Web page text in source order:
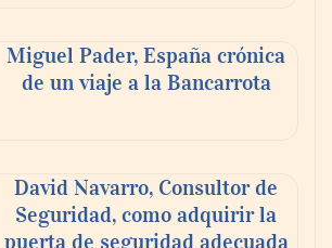
el eclipse solar del 12 de
Miguel Pader, España crónica
de un viaje a la Bancarrota
David Navarro, Consultor de
Seguridad, como adquirir la
puerta de seguridad adecuada